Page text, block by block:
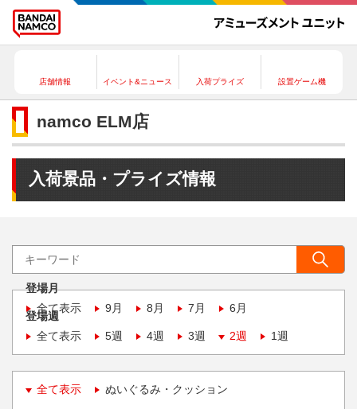
店舗情報 イベント&ニュース 入荷プライズ 設置ゲーム機
namco ELM店
入荷景品・プライズ情報
登場月
全て表示
9月 8月 7月 6月
登場週
全て表示
5週 4週 3週 2週 1週
全て表示 ぬいぐるみ・クッション